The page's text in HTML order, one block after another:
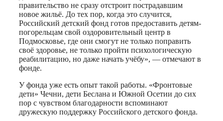
правительство не сразу отстроит пострадавшим
новое жильё. До тех пор, когда это случится,
Российский детский фонд готов предоставить детям-
погорельцам свой оздоровительный центр в
Подмосковье, где они смогут не только поправить
своё здоровье, не только пройти психологическую
реабилитацию, но даже начать учёбу», — отмечают в
фонде.
У фонда уже есть опыт такой работы. «Фронтовые
дети» Чечни, дети Беслана и Южной Осетии до сих
пор с чувством благодарности вспоминают
дружескую поддержку Российского детского фонда.